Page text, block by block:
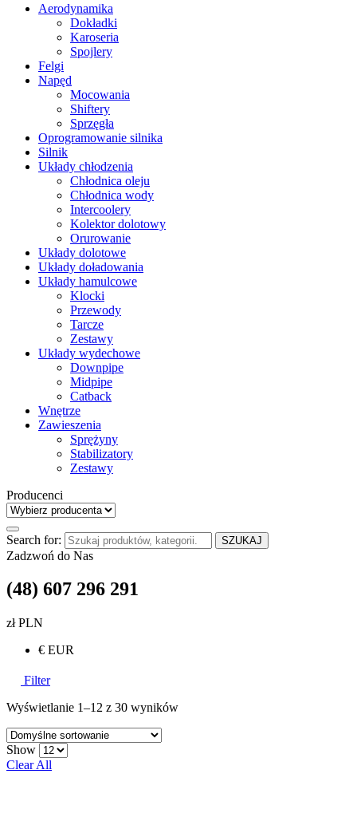
Aerodynamika
Dokładki
Karoseria
Spojlery
Felgi
Napęd
Mocowania
Shiftery
Sprzęgła
Oprogramowanie silnika
Silnik
Układy chłodzenia
Chłodnica oleju
Chłodnica wody
Intercoolery
Kolektor dolotowy
Orurowanie
Układy dolotowe
Układy doładowania
Układy hamulcowe
Klocki
Przewody
Tarcze
Zestawy
Układy wydechowe
Downpipe
Midpipe
Catback
Wnętrze
Zawieszenia
Sprężyny
Stabilizatory
Zestawy
Producenci
Search for: SZUKAJ
Zadzwoń do Nas
(48) 607 296 291
zł PLN
€ EUR
Filter
Wyświetlanie 1–12 z 30 wyników
Show
Clear All